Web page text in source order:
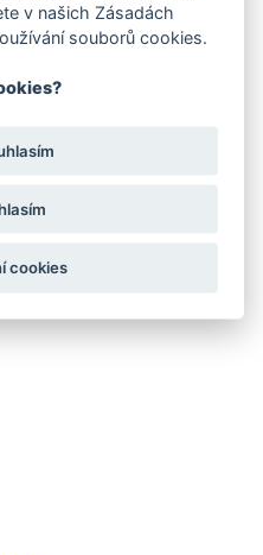
v našich Zásadách
souborů cookies.
cookies